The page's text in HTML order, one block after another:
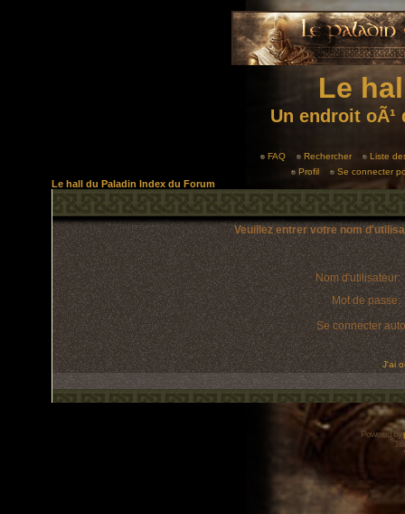
Le
Un endroit
FAQ Rechercher
Liste
Profil
Se connecter
Le hall du Paladin Index du Forum
Veuillez entrer votre nom
Nom d'utilisateur:
Mot de passe:
Se connecter
J'ai
Powered by